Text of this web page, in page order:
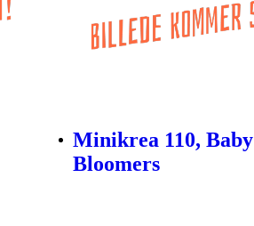
Minikrea 110, Baby
Bloomers